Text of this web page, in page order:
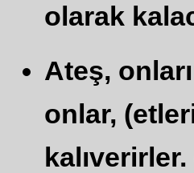
olarak
Ateş,
onlar,
kalıverirler.